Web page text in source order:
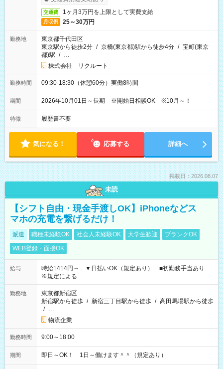
交通費 1ヶ月3万円を上限として実費支給
月収例 25～30万円
勤務地
東京都千代田区
東京駅から徒歩2分 / 京橋(東京都)駅から徒歩4分 / 宝町(東京
都)駅 / …
株式会社 リクルート
勤務時間 09:30-18:30（休憩60分）実働8時間
期間 2026年10月01日～長期 ※開始日相談OK ※10月～！
特徴 履歴書不要
気になる！ 応募する 詳細へ
掲載日：2026.08.07
未読
【シフト自由・現金手渡しOK】iPhoneなどス
マホの充電を繋げるだけ！
派遣 職種未経験OK 社会人未経験OK 大学生歓迎
ブランクOK
WEB登録・面接OK
給与
時給1414円～ ▼日払いOK（規定あり） ■初勤務手当あり
※規定による
勤務地
東京都新宿区
新宿駅から徒歩 / 新宿三丁目駅から徒歩 / 高田馬場駅から徒歩
/ …
物流企業
勤務時間 9:00～18:00
期間 即日～OK！ 1日～働けます＾＾（規定あり）